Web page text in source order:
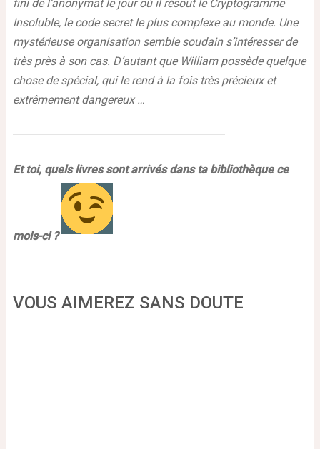
fini de l’anonymat le jour où il résout le Cryptogramme
Insoluble, le code secret le plus complexe au monde. Une
mystérieuse organisation semble soudain s’intéresser de
très près à son cas. D’autant que William possède quelque
chose de spécial, qui le rend à la fois très précieux et
extrêmement dangereux …
Et toi, quels livres sont arrivés dans ta bibliothèque ce
mois-ci ?
VOUS AIMEREZ SANS DOUTE